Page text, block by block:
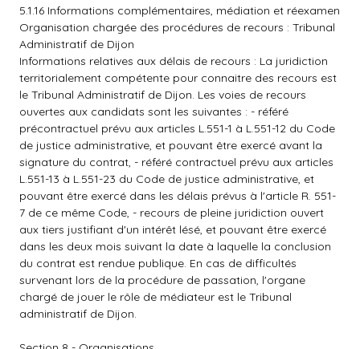
5.1.16 Informations complémentaires, médiation et réexamen
Organisation chargée des procédures de recours : Tribunal
Administratif de Dijon
Informations relatives aux délais de recours : La juridiction
territorialement compétente pour connaitre des recours est
le Tribunal Administratif de Dijon. Les voies de recours
ouvertes aux candidats sont les suivantes : - référé
précontractuel prévu aux articles L.551-1 à L.551-12 du Code
de justice administrative, et pouvant être exercé avant la
signature du contrat, - référé contractuel prévu aux articles
L.551-13 à L.551-23 du Code de justice administrative, et
pouvant être exercé dans les délais prévus à l'article R. 551-
7 de ce même Code, - recours de pleine juridiction ouvert
aux tiers justifiant d'un intérêt lésé, et pouvant être exercé
dans les deux mois suivant la date à laquelle la conclusion
du contrat est rendue publique. En cas de difficultés
survenant lors de la procédure de passation, l'organe
chargé de jouer le rôle de médiateur est le Tribunal
administratif de Dijon.